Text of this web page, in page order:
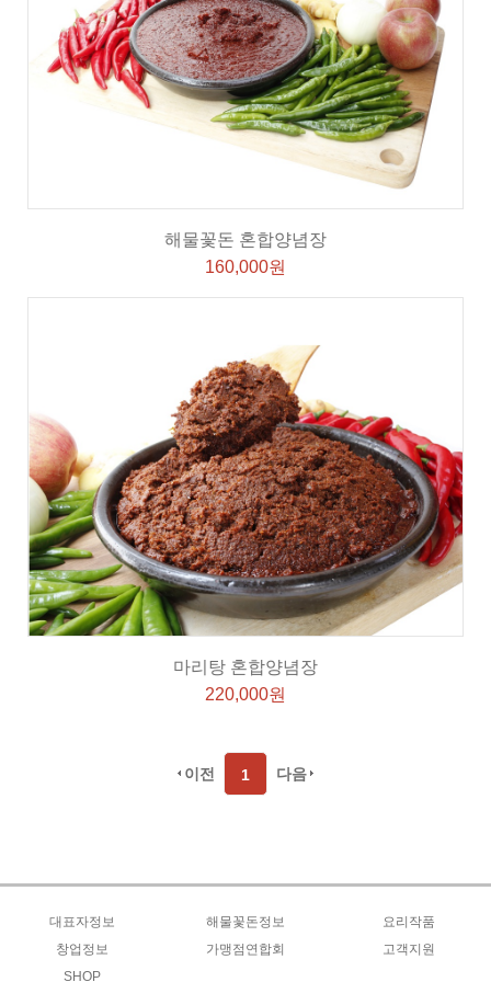
해물꽃돈 혼합양념장
160,000원
마리탕 혼합양념장
220,000원
이전 1 다음
대표자정보
대표인사말
경영경력
해물꽃돈정보
전통과역사
요리작품
요리작품
창업정보
창업
가맹점연합회
고객지원
SHOP